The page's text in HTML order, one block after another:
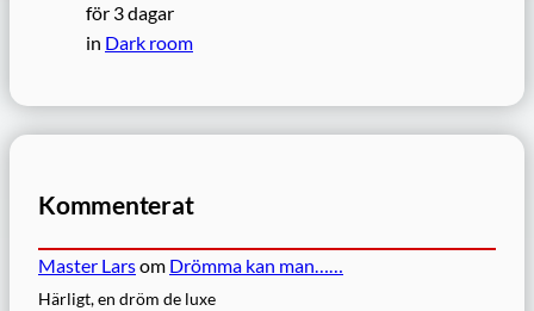
för 3 dagar
in Dark room
Kommenterat
Master Larsom Drömma kan man……
Härligt, en dröm de luxe